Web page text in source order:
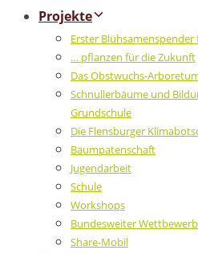
Projekte
Erster Blühsamenspender
… pflanzen für die Zukunft
Das Obstwuchs-
Schnullerbäume und
Grundschule
Die Flensburger
Baumpatenschaft
Jugendarbeit
Schule
Workshops
Bundesweiter Wettbewerb
Share-Mobil